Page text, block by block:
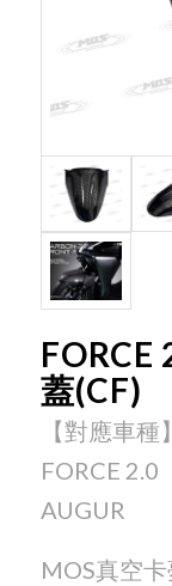
FORCE
蓋(CF)
【對應車種】
FORCE 2.0
AUGUR
MOS真空